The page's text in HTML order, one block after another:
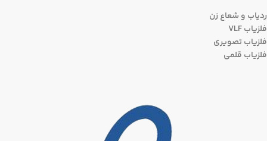
ردیاب و شعاع زن
فلزیاب VLF
فلزیاب تصویری
فلزیاب قلمی